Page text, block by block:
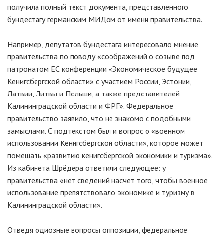
получила полный текст документа, представленного
бундестагу германским МИДом от имени правительства.
Например, депутатов бундестага интересовало мнение
правительства по поводу «соображений о созыве под
патронатом ЕС конференции «Экономическое будущее
Кенигсбергской области» с участием России, Эстонии,
Латвии, Литвы и Польши, а также представителей
Калининградской области и ФРГ». Федеральное
правительство заявило, что не знакомо с подобными
замыслами. С подтекстом был и вопрос о «военном
использовании Кенигсбергской области», которое может
помешать «развитию кенигсбергской экономики и туризма».
Из кабинета Шрёдера ответили следующее: у
правительства «нет сведений насчет того, чтобы военное
использование препятствовало экономике и туризму в
Калининградской области».
Отведя одиозные вопросы оппозиции, федеральное